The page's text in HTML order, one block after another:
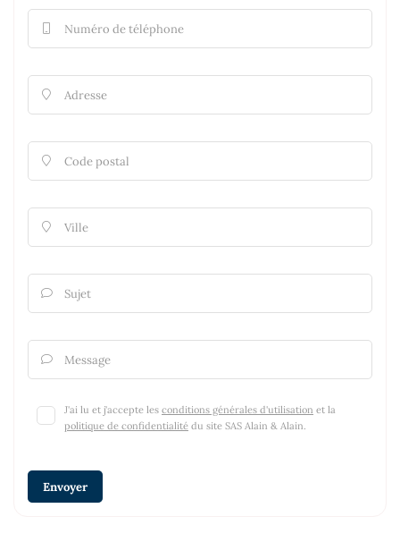
Numéro de téléphone
 Adresse
 Code postal
 Ville
 Sujet
 Message
J'ai lu et j'accepte les conditions générales d'utilisation et la
politique de confidentialité du site SAS Alain & Alain
Envoyer